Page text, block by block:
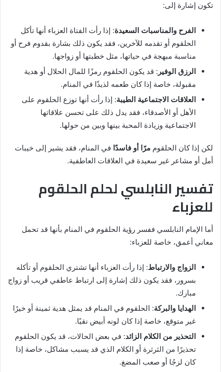
تكون إشارة إلى:
الفرح والمناسبات السعيدة: إذا رأت الفتاة العزباء أنها تأكل
الحلقوم أو تقدمه للآخرين، فقد يكون ذلك بشارة بقدوم فرح أو
مناسبة مبهجة في حياتها، مثل خطبتها أو زواجها.
الرزق الوفير : قد يكون الحلقوم رمزًا للمال الحلال أو هدية
مقبولة، خاصة إذا كان طعمه لذيذًا في المنام.
العلاقات الاجتماعية الطيبة: إذا رأت أنها توزع الحلقوم على
الأهل أو الأصدقاء، فقد يدل ذلك على تحسن علاقاتها
الاجتماعية وزيادة المحبة بينها وبين من حولها.
لكن إذا كان الحلقوم مرًا أو فاسدًا في المنام، فقد يشير إلى خيبات
أمل أو مشاعر غير سعيدة في العلاقات العاطفية.
تفسير النابلسي لحلم الحلقوم
للعزباء
أما الإمام النابلسي ففسر رؤية الحلقوم في المنام بأنها قد تحمل
معاني أعمق، خاصة للعزباء:
الزواج والارتباط: إذا رأت العزباء أنها تشتري الحلقوم أو تأكله
بسرور، فقد يكون ذلك إشارة إلى ارتباط عاطفي قريب أو زواج
مبارك.
الهدايا والبركة: الحلقوم في المنام قد يمثل هدية ثمينة أو خيرًا
غير متوقع، خاصة إذا كان لونه أبيض نقيًا.
التحذير من الكلام الزائد: في بعض الحالات، قد يكون الحلقوم
تحذيرًا من الثرثرة أو الكلام الذي قد يسبب مشاكل، خاصة إذا
كان لزجًا أو صعب المضغ.